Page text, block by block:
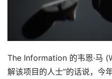
The Information 的韦恩·马
解该项目的人士”的话说，今